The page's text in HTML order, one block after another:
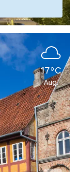
17°C
Aug.